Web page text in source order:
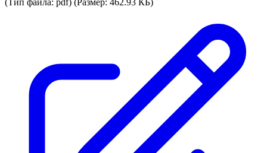
(Тип файла: pdf) (Размер: 462.93 КБ)